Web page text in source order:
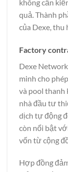
không cần
quả. Thành
của Dexe, thu
Factory
Dexe
minh cho
và pool thanh
nhà đầu tư
dịch tự động
còn nổi bật
vốn từ cộng
Hợp đồng